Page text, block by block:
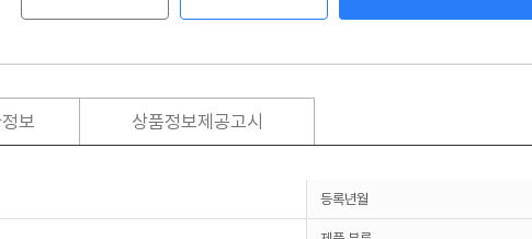
보 상품정보제공고시
등록년월